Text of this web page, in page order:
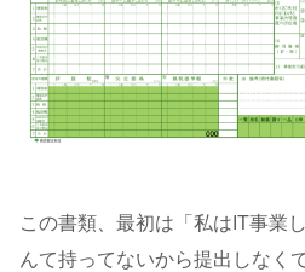
この書類、最初は「私はIT事業
んて持ってないから提出しなく